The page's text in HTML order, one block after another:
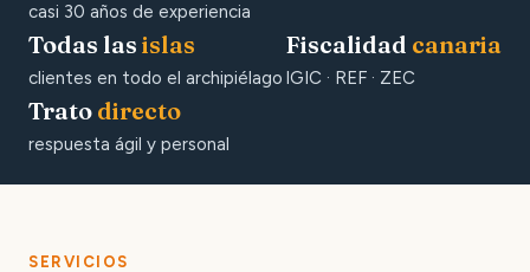
casi 30 años de experiencia
Todas las islas
clientes en todo el archipiélago
Fiscalidad canaria
IGIC · REF · ZEC
Trato directo
respuesta ágil y personal
SERVICIOS